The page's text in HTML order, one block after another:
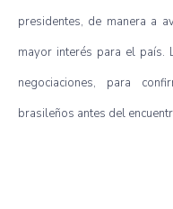
presidentes, de manera a
mayor interés para el país.
negociaciones, para
brasileños antes del